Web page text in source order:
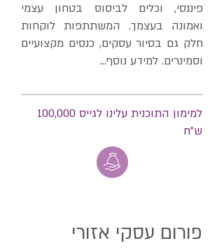
פיננסי, וכלים לביסוס בטחון עצמי
ואמונה בעצמך. המשתתפות לוקחות
חלק גם בסיור עסקים, כנסים מקצועיים
וסמינרים. למידע נוסף...
למימון התוכנית עלינו לגייס 100,000
ש"ח
פורום עסקי אזורי